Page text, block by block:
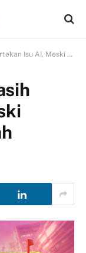
Valuasi Sudah Murah